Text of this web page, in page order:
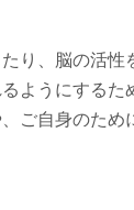
り、脳の活性
ようにするた
ご自身のため